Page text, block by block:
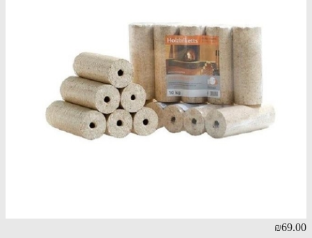
₪69.00